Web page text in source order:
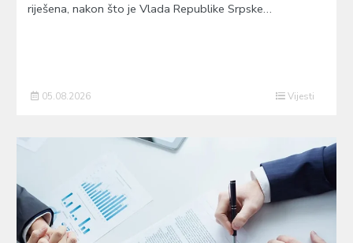
riješena, nakon što je Vlada Republike Srpske…
05.08.2026 Vijesti